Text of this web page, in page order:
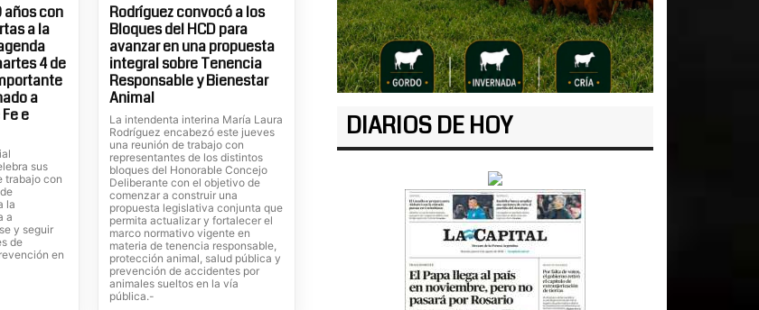
años con
a la
4 de
a
e
sus
trabajo con
la
a
y seguir
de
en
Rodríguez convocó a los
Bloques del HCD para
avanzar en una propuesta
integral sobre Tenencia
Responsable y Bienestar
Animal
La intendenta interina María Laura
Rodríguez encabezó este jueves
una reunión de trabajo con
representantes de los distintos
bloques del Honorable Concejo
Deliberante con el objetivo de
comenzar a construir una
propuesta legislativa conjunta que
permita actualizar y fortalecer el
marco normativo vigente en
materia de tenencia responsable,
protección animal, salud pública y
prevención de accidentes por
animales sueltos en la vía
pública.-
DIARIOS DE HOY